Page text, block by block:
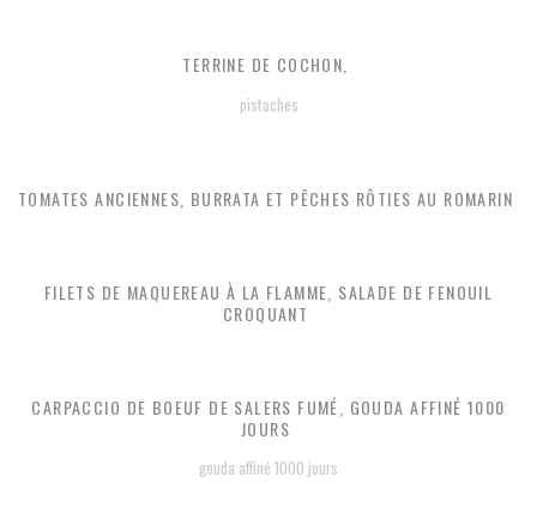
TERRINE DE COCHON,
pistaches
TOMATES ANCIENNES, BURRATA ET PÊCHES RÔTIES AU ROMARIN
FILETS DE MAQUEREAU À LA FLAMME, SALADE DE FENOUIL
CROQUANT
CARPACCIO DE BOEUF DE SALERS FUMÉ, GOUDA AFFINÉ 1000
JOURS
gouda affiné 1000 jours